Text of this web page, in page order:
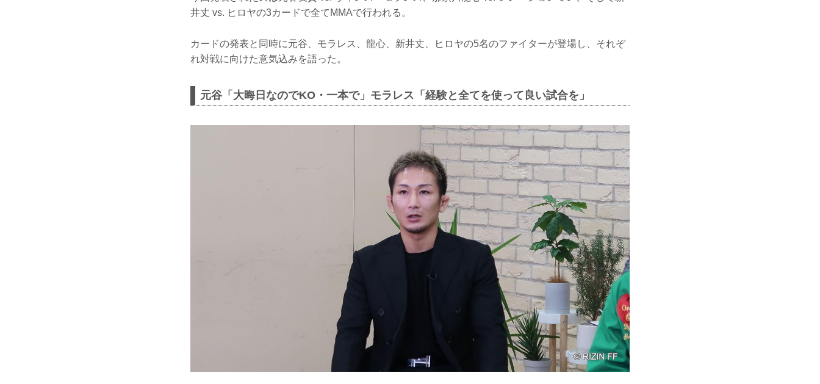
井丈 vs. ヒロヤの3カードで全てMMAで行われる。
カードの発表と同時に元谷、モラレス、龍心、新井丈、ヒロヤの5名のファイターが登場し、それぞ
れ対戦に向けた意気込みを語った。
元谷「大晦日なのでKO・一本で」モラレス「経験と全てを使って良い試合を」